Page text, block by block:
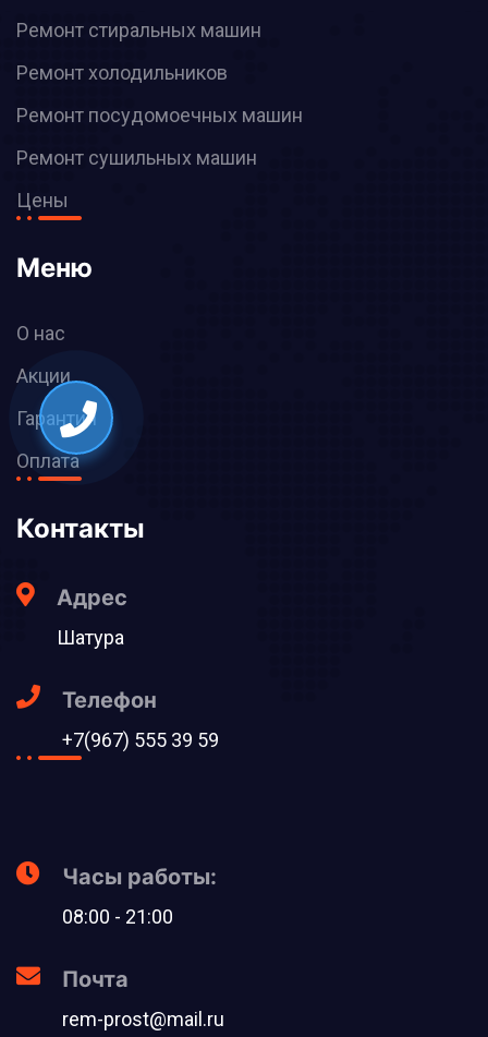
Ремонт стиральных машин
Ремонт холодильников
Ремонт посудомоечных машин
Ремонт сушильных машин
Цены
Меню
О нас
Акции
Гарантия
Оплата
Контакты
Адрес
Шатура
Телефон
+7(967) 555 39 59
Часы работы:
08:00 - 21:00
Почта
rem-prost@mail.ru